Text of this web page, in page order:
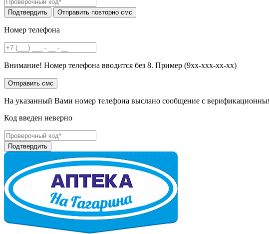
Номер телефона
Внимание! Номер телефона вводится без 8. Пример (9хх-ххх-хх-хх)
На указанный Вами номер телефона выслано сообщение с
Код введен неверно